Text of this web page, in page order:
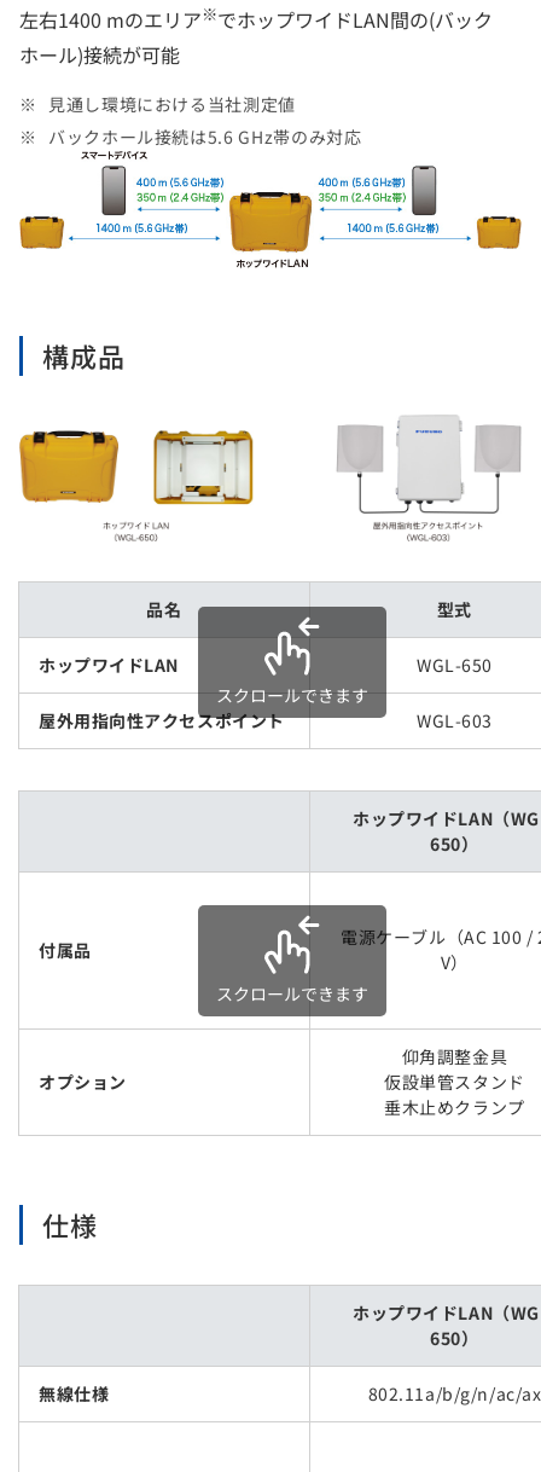
左右1400 mのエリア※でホップワイドLAN間の(バック
ホール)接続が可能
見通し環境における当社測定値
バックホール接続は5.6 GHz帯のみ対応
構成品
品名 型式
ホップワイドLAN WGL-650
屋外用指向性アクセスポイント WGL-603
スクロールできます
ホップワイドLAN（
650）
付属品
電源ケーブル（AC 100 /
V）
オプション
仰角調整金具
仮設単管スタンド
垂木止めクランプ
スクロールできます
仕様
ホップワイドLAN（
650）
無線仕様 802.11a/b/g/n/ac/ax